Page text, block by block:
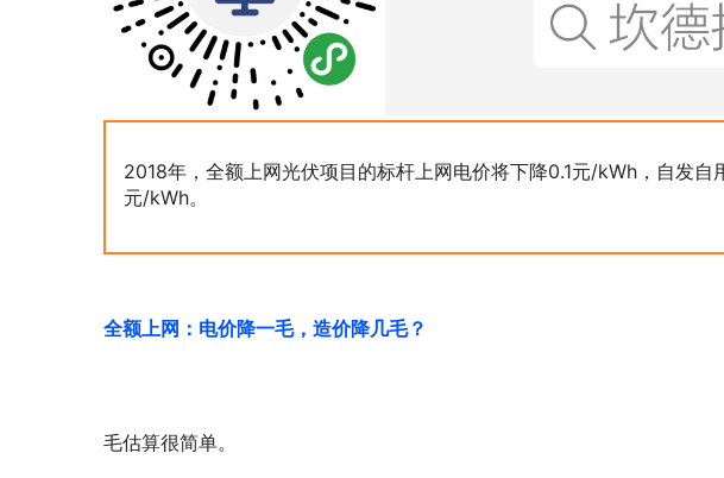
2018年，全额上网光伏项目的标杆上网电价将下降0.1元/kWh，自发
元/kWh。
全额上网：电价降一毛，造价降几毛？
毛估算很简单。